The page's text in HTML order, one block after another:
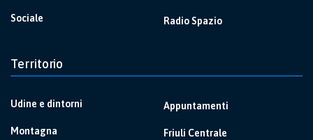
Sociale Radio Spazio
Territorio
Udine e dintorni
Montagna
Appuntamenti
Friuli Centrale